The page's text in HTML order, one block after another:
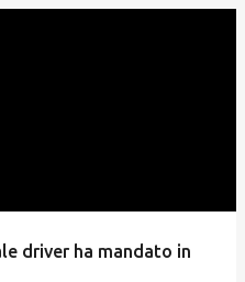
driver ha mandato in